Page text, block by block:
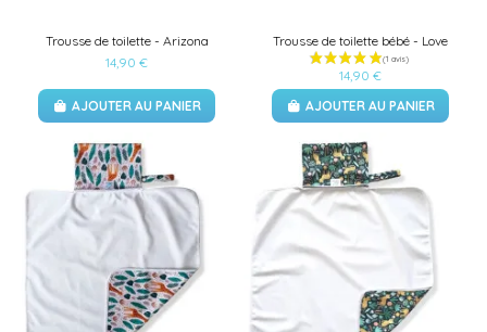
Trousse de toilette - Arizona
14,90 €
AJOUTER AU PANIER
Trousse de toilette bébé - Love
14,90 €
AJOUTER AU PANIER